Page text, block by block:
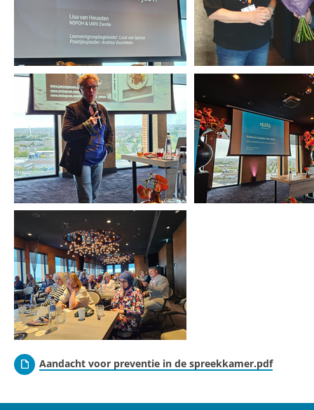
Aandacht voor preventie in de spreekkamer.pdf